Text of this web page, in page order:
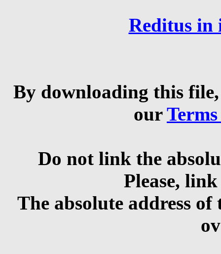
Reditus in
By downloading this
our
Do not link the
Please,
The absolute address